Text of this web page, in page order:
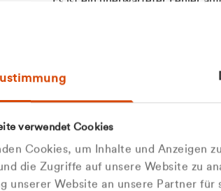
verwendet Cookies
Cookies, um Inhalte und Anzeigen
die Zugriffe auf unsere Website zu
unserer Website an unsere Partner
Zu welcher
Kundengruppe
aufgetretenen Fehler an. Wir
Unannehmlichkeiten.
Zum Abfallberater
Oder
Wir sind